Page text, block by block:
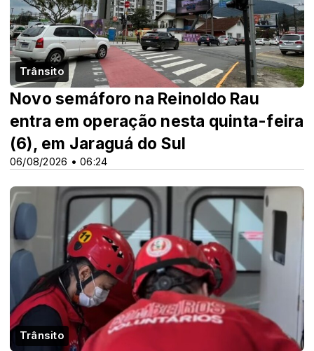
Trânsito
06/08/2026 • 06:24
Novo semáforo na Reinoldo Rau
entra em operação nesta quinta-feira
(6), em Jaraguá do Sul
Trânsito